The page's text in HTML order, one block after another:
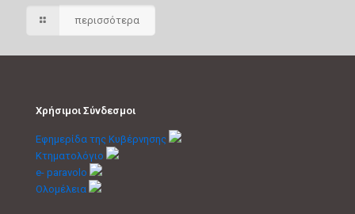
περισσότερα
Χρήσιμοι Σύνδεσμοι
Εφημερίδα της Κυβέρνησης
Κτηματολόγιο
e- paravolo
Ολομέλεια